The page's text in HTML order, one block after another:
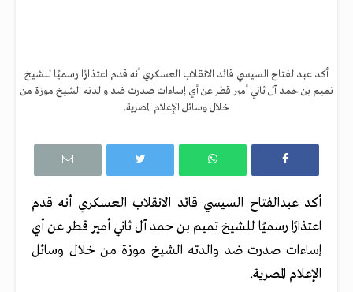
أكد عبدالفتاح السيسي قائد الانقلاب العسكري أنه قدم اعتذارًا رسميًا للشيخ
تميم بن حمد آل ثاني أمير قطر عن أي إساءات صدرت ضد والدته الشيخ موزة من
خلال وسائل الإعلام المصرية.
أكد عبدالفتاح السيسي قائد الانقلاب العسكري أنه قدم
اعتذارًا رسميًا للشيخ تميم بن حمد آل ثاني أمير قطر عن أي
إساءات صدرت ضد والدته الشيخ موزة من خلال وسائل
الإعلام المصرية.